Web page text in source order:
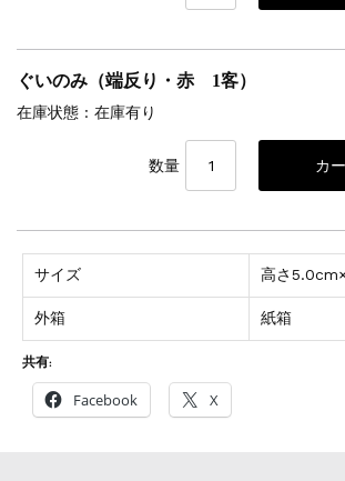
ぐいのみ（端反り・赤 1客）
在庫状態 : 在庫有り
数量
サイズ 高さ
外箱 紙箱
共有:
Facebook X